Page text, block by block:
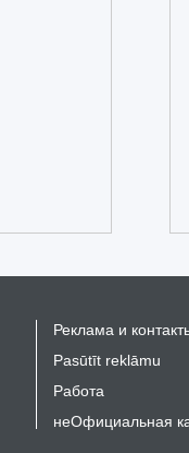
Реклама и
Pasūtīt reklāmu
Работа
неОфициальная